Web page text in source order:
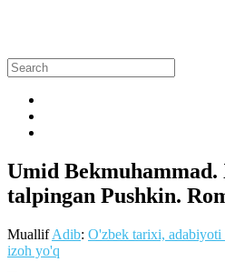
Umid Bekmuhammad.
talpingan Pushkin.
MuallifAdib: O'zbek tarixi, adabiyoti
izoh yo'q